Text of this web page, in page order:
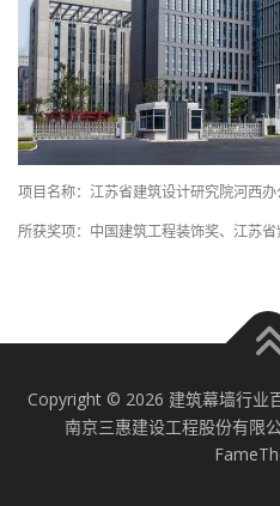
项目名称：江苏省建筑设计研究院河西办
所获奖项：中国建筑工程装饰奖、江苏
Copyright © 2026 建筑幕墙行业
南京三惠建设工程股份有限